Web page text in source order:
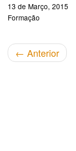
13 de Março, 2015
Formação
← Anterior